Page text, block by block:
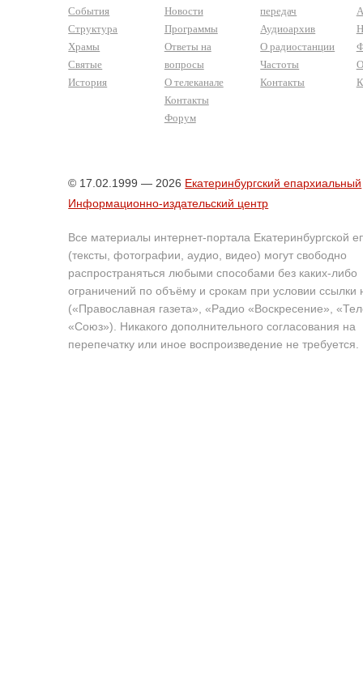
События
Структура
Храмы
Святые
История
Новости
Программы
Ответы на
вопросы
О телеканале
Контакты
Форум
передач
Аудиоархив
О радиостанции
Частоты
Контакты
© 17.02.1999 — 2026 Екатеринбургский епархиальный
Информационно-издательский центр
Все материалы интернет-портала Екатеринбургской
(тексты, фотографии, аудио, видео) могут свободно
распространяться любыми способами без каких-либо
ограничений по объёму и срокам при условии ссылки
(«Православная газета», «Радио «Воскресение»,
«Союз»). Никакого дополнительного согласования на
перепечатку или иное воспроизведение не требуется.